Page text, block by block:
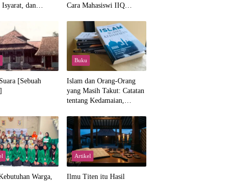
Isyarat, dan
Cara Mahasiswi IIQ
Jonggol
[Sebuah
Buku
Islam dan Orang-Orang
yang Masih Takut: Catatan
tentang Kedamaian,
dalam Pemikiran Masykuri
Abdillah
Warga,
Artikel
Ilmu Titen itu Hasil